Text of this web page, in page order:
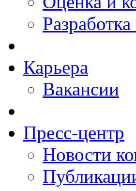
Карьера
Вакансии
Пресс-центр
Новости